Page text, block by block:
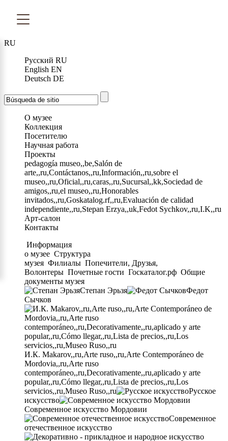
RU
Русский RU
English EN
Deutsch DE
О музее
Коллекция
Посетителю
Научная работа
Проекты
pedagogía museo,,be,Salón de
arte,,ru,Contáctanos,,ru,Información,,ru,sobre el
museo,,ru,Oficial,,ru,caras,,ru,Sucursal,,kk,Sociedad de
amigos,,ru,el museo,,ru,Honorables
invitados,,ru,Goskatalog.rf,,ru,Evaluación de calidad
independiente,,ru,Stepan Erzya,,uk,Fedot Sychkov,,ru,I.K,,ru
Арт-салон
Контакты
Информация
о музее Структура
музея Филиалы Попечители, Друзья,
Волонтеры Почетные гости Госкаталог.рф Общие
документы музея
Степан Эрьзя
Федот
Сычков
И.К. Makarov,,ru,Arte ruso,,ru,Arte Contemporáneo de
Mordovia,,ru,Arte ruso
contemporáneo,,ru,Decorativamente,,ru,aplicado y arte
popular,,ru,Cómo llegar,,ru,Lista de precios,,ru,Los
servicios,,ru,Museo Ruso,,ru
Русское
искусство
Современное искусство Мордовии
Современное
отечественное искусство